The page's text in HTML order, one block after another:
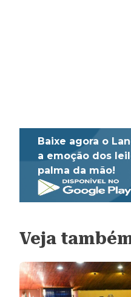
Baixe agora o
a emoção dos
palma da mão!
Veja